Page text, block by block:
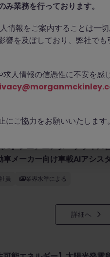
載が終了しました。関連求人をご検
AI】シニアエンタープライズ
車メーカー向け車載AIアシス
員 業界水準による
詳細へ
業務を行っております。
報をご案内することは一
響を及ぼしており、弊社で
人情報の信憑性に不安を感
ご協力をお願いいたします。